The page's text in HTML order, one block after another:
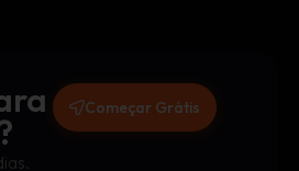
Começar Grátis